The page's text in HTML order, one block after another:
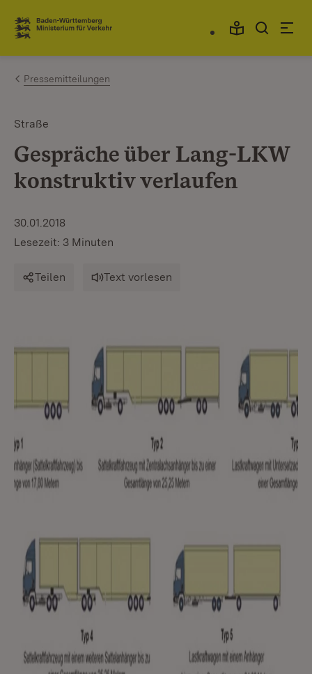
Zum Inhalt springen
Link zur Startseite
Pressemitteilungen
Straße
Gespräche über Lang-LKW
konstruktiv verlaufen
30.01.2018
Lesezeit: 3 Minuten
Teilen Text vorlesen